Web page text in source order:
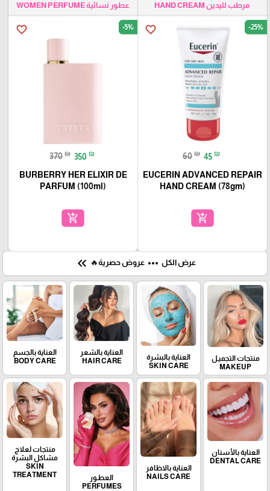
مرطب لليدين HAND CREAM
favorite_border -25%
60 ₪ 45 ₪
EUCERIN ADVANCED REPAIR
HAND CREAM (78gm)
add_shopping_cart
عطور نسائية WOMEN PERFUME
favorite_border -5%
370 ₪ 350 ₪
BURBERRY HER ELIXIR DE
PARFUM (100ml)
add_shopping_cart
عرض الكل more_horiz عروض حصرية🔥 keyboard_double_arrow_left
منتجات التجميـل
MAKEUP
العناية بالبشرة
SKIN CARE
العناية بالشعر
HAIR CARE
العناية بالجسم
BODY CARE
العناية بالأسنان
DENTAL CARE
العناية بالاظافر
NAILS CARE
العطـور
PERFUMES
منتجات لعلاج
مشاكل البشرة
SKIN
TREATMENT